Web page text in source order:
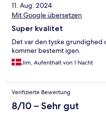
11. Aug. 2024
Mit Google übersetzen
Super kvalitet
Det var den tyske
kommer bestemt igen.
Jim, Aufenthalt von 1 Nacht
Verifizierte Bewertung
8/10 – Sehr gut